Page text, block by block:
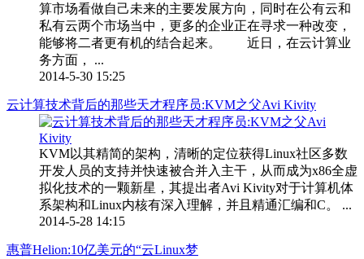
算市场看做自己未来的主要发展方向，同时在公有云和
私有云两个市场当中，更多的企业正在寻求一种改变，
能够将二者更有机的结合起来。 近日，在云计算业
务方面， ...
2014-5-30 15:25
云计算技术背后的那些天才程序员:KVM之父Avi Kivity
KVM以其精简的架构，清晰的定位获得Linux社区多数
开发人员的支持并快速被合并入主干，从而成为x86全虚
拟化技术的一颗新星，其提出者Avi Kivity对于计算机体
系架构和Linux内核有深入理解，并且精通汇编和C。 ...
2014-5-28 14:15
惠普Helion:10亿美元的“云Linux梦